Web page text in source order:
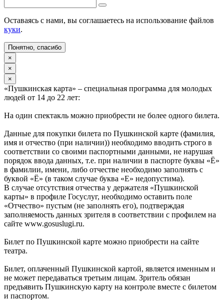
Оставаясь с нами, вы соглашаетесь на использование файлов
куки.
Понятно, спасибо
×
×
×
«Пушкинская карта» – специальная программа для молодых
людей от 14 до 22 лет:
На один спектакль можно приобрести не более одного билета.
Данные для покупки билета по Пушкинской карте (фамилия,
имя и отчество (при наличии)) необходимо вводить строго в
соответствии со своими паспортными данными, не нарушая
порядок ввода данных, т.е. при наличии в паспорте буквы «Ё»
в фамилии, имени, либо отчестве необходимо заполнять с
буквой «Ё» (в таком случае буква «Е» недопустима).
В случае отсутствия отчества у держателя «Пушкинской
карты» в профиле Госуслуг, необходимо оставить поле
«Отчество» пустым (не заполнять его), подтверждая
заполняемость данных зрителя в соответствии с профилем на
сайте www.gosuslugi.ru.
Билет по Пушкинской карте можно приобрести на сайте
театра.
Билет, оплаченный Пушкинской картой, является именным и
не может передаваться третьим лицам. Зритель обязан
предъявить Пушкинскую карту на контроле вместе с билетом
и паспортом.